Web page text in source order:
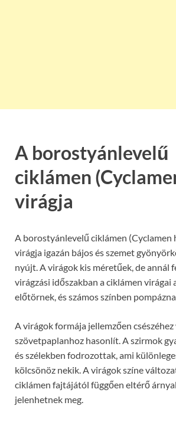
A borostyánlevelű
ciklámen
virágja
A borostyánlevelű ciklámen (Cyclamen
virágja igazán bájos és szemet
nyújt. A virágok kis méretűek, de annál
virágzási időszakban a ciklámen virágai
előtörnek, és számos színben
A virágok formája jellemzően csészéhez
szövetpaplanhoz hasonlít. A szirmok
és szélekben fodrozottak, ami
kölcsönöz nekik. A virágok színe
ciklámen fajtájától függően eltérő
jelenhetnek meg.